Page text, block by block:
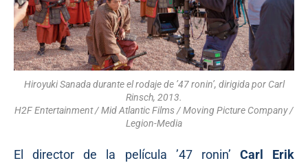
Hiroyuki Sanada durante el rodaje de ’47 ronin’, dirigida por Carl
Rinsch, 2013.
H2F Entertainment / Mid Atlantic Films / Moving Picture Company /
Legion-Media
El director de la película ’47 ronin’ Carl Erik